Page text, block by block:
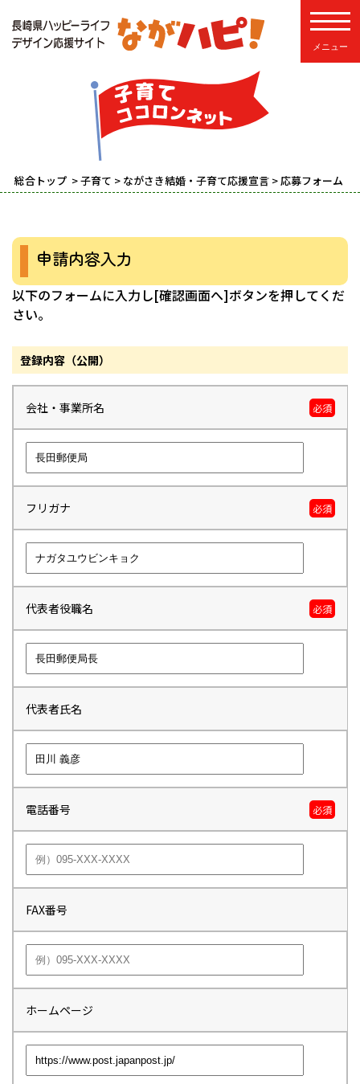
総合トップ >子育て > ながさき結婚・子育て応援宣言 > 応募フォーム
申請内容入力
以下のフォームに入力し[確認画面へ]ボタンを押してくだ
さい。
登録内容（公開）
会社・事業所名 必須
フリガナ 必須
代表者役職名 必須
代表者氏名
電話番号 必須
FAX番号
ホームページ